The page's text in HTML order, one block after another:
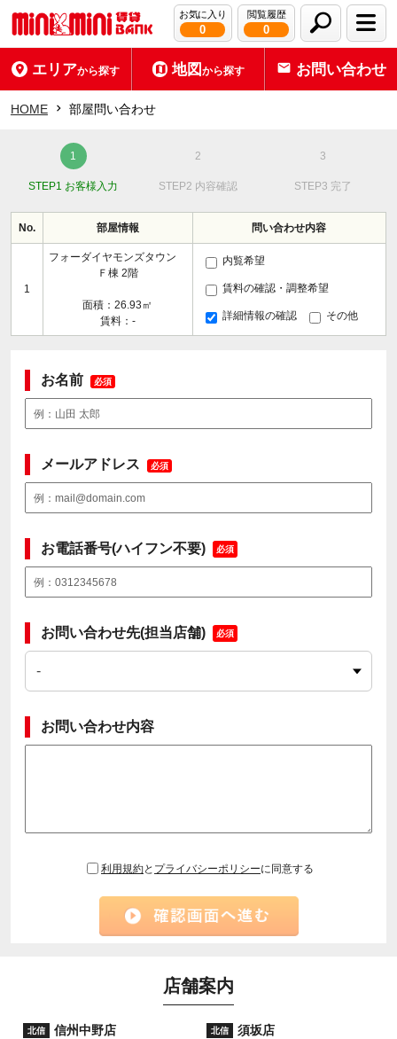
お気に入り
0
閲覧履歴
0
エリアから探す 地図から探す お問い合わせ
HOME 部屋問い合わせ
STEP1 お客様入力 STEP2 内容確認 STEP3 完了
No. 部屋情報 問い合わせ内容
1
フォーダイヤモンズタウン
Ｆ棟 2階
面積：26.93㎡
賃料：-
内覧希望
賃料の確認・調整希望
詳細情報の確認 その他
お名前 必須
メールアドレス 必須
お電話番号(ハイフン不要) 必須
お問い合わせ先(担当店舗) 必須
お問い合わせ内容
利用規約と プライバシーポリシーに同意する
店舗案内
北信 信州中野店 北信 須坂店